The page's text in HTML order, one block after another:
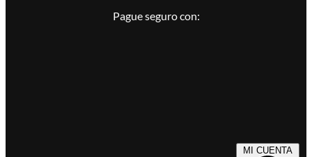
Pague seguro con:
MI CUENTA